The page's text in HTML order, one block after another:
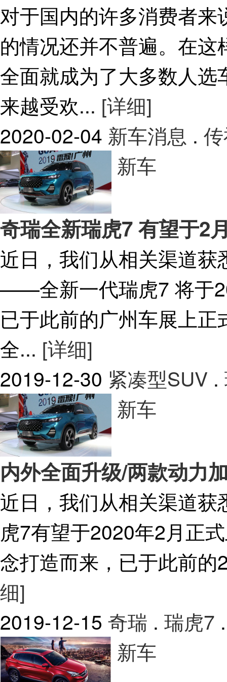
对于国内的许多消费者
的情况还并不普遍。在
全面就成为了大多数人
来越受欢... [详细]
2020-02-04 新车消息 .
新车
奇瑞全新瑞虎7 有望于2
近日，我们从相关渠道
——全新一代瑞虎7 将于
已于此前的广州车展上
全... [详细]
2019-12-30 紧凑型SUV .
新车
内外全面升级/两款动力
近日，我们从相关渠道
虎7有望于2020年2月正
念打造而来，已于此前
细]
2019-12-15 奇瑞 . 瑞虎7 .
新车